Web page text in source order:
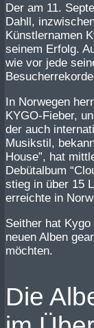
Der am 11.
Dahll,
Künstlernamen
seinem Erfolg.
wie vor jede
In Norwegen
KYGO-Fieber,
der auch
Musikstil,
House”, hat
Debütalbum
stieg in über 15
erreichte in
Seither hat
neuen Alben
möchten.
Die